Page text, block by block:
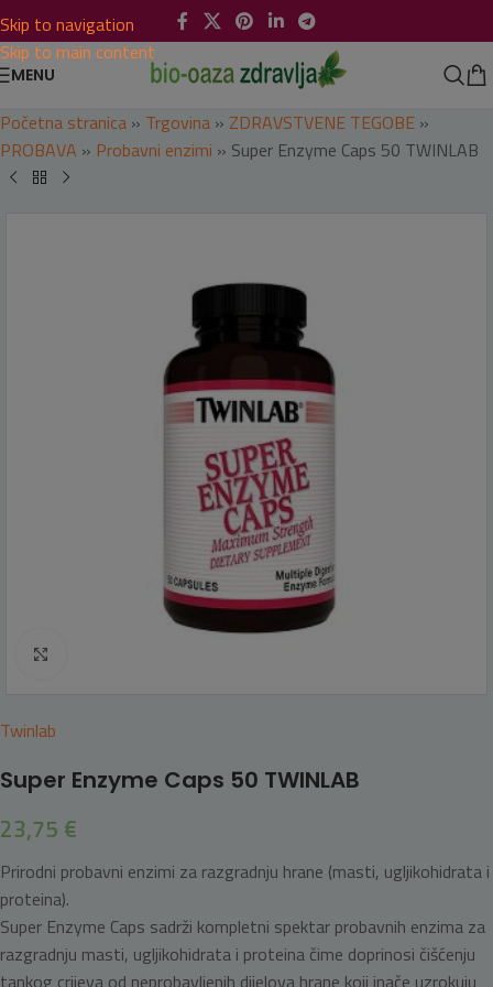
Skip to navigation
Skip to main content
MENU
Početna stranica » Trgovina » ZDRAVSTVENE TEGOBE »
PROBAVA » Probavni enzimi » Super Enzyme Caps 50 TWINLAB
Twinlab
Super Enzyme Caps 50 TWINLAB
23,75 €
Prirodni probavni enzimi za razgradnju hrane (masti, ugljikohidrata i
proteina).
Super Enzyme Caps sadrži kompletni spektar probavnih enzima za
razgradnju masti, ugljikohidrata i proteina čime doprinosi čišćenju
tankog crijeva od neprobavljenih dijelova hrane koji inače uzrokuju